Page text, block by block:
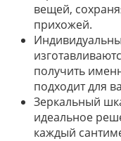
вещей,
прихожей.
получить
подходит для
Зеркальный
идеальное
каждый